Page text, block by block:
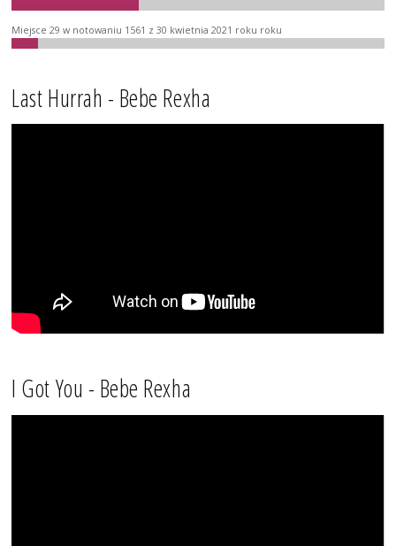
Miejsce 29 w notowaniu 1561 z 30 kwietnia 2021 roku roku
Last Hurrah - Bebe Rexha
I Got You - Bebe Rexha